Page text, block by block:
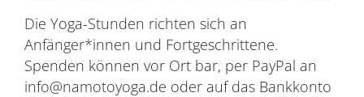
Die Yoga-Stunden richten sich an
Anfänger*innen und Fortgeschrittene.
Spenden können vor Ort bar, per PayPal an
info@namotoyoga.de oder auf das Bankkonto